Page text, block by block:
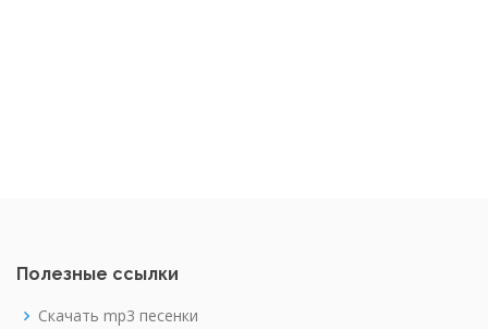
Полезные ссылки
Скачать mp3 песенки